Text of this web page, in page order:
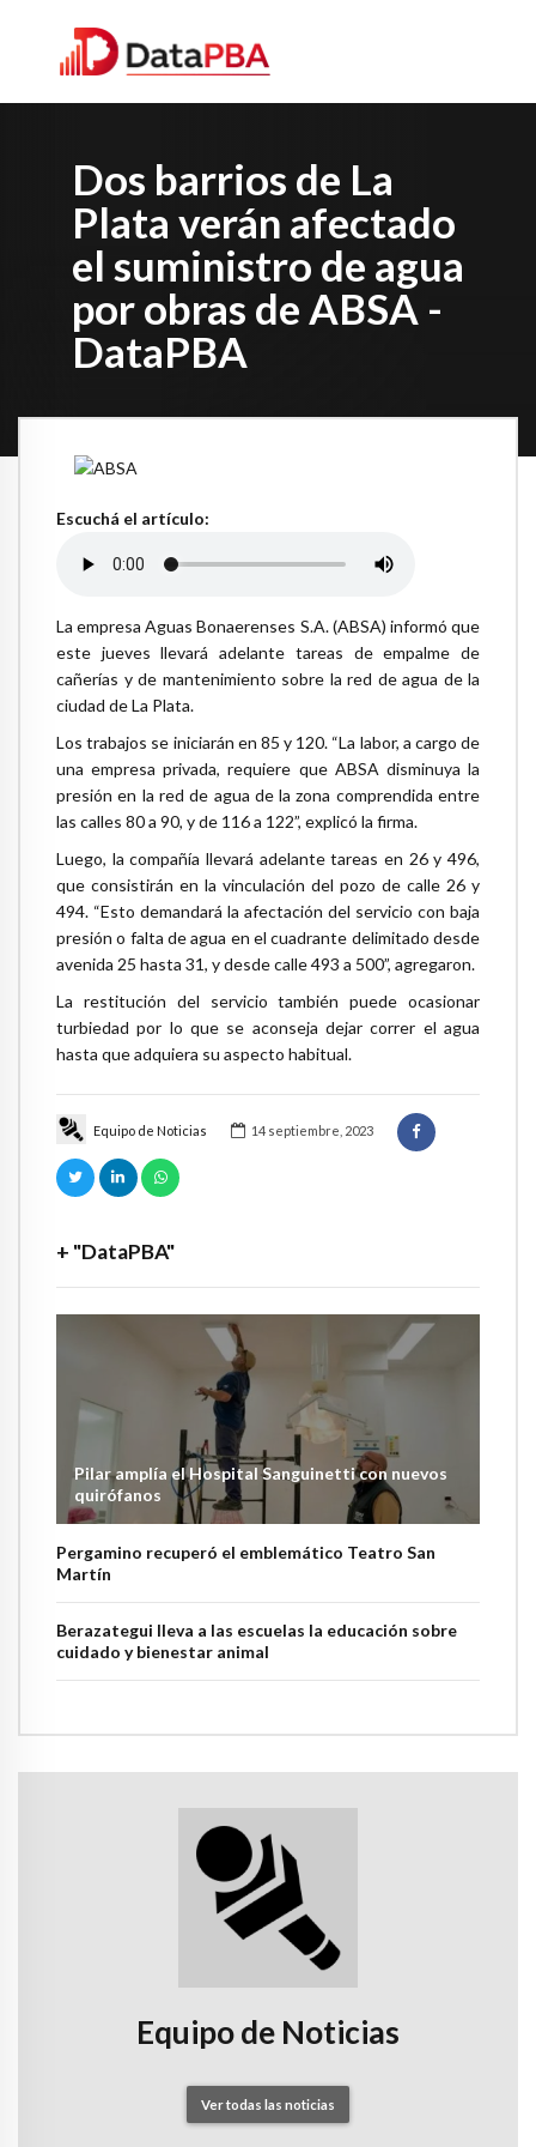
Dos barrios de La
Plata verán afectado
el suministro de agua
por obras de ABSA -
DataPBA
Equipo de Noticias 14 septiembre, 2023
+ "DataPBA"
Pilar amplía el Hospital Sanguinetti con nuevos
quirófanos
Pergamino recuperó el emblemático Teatro San
Martín
Berazategui lleva a las escuelas la educación sobre
cuidado y bienestar animal
Escuchá el artículo:
La empresa Aguas Bonaerenses S.A. (ABSA) informó que
este jueves llevará adelante tareas de empalme de
cañerías y de mantenimiento sobre la red de agua de la
ciudad de La Plata.
Los trabajos se iniciarán en 85 y 120. “La labor, a cargo de
una empresa privada, requiere que ABSA disminuya la
presión en la red de agua de la zona comprendida entre
las calles 80 a 90, y de 116 a 122”, explicó la firma.
Luego, la compañía llevará adelante tareas en 26 y 496,
que consistirán en la vinculación del pozo de calle 26 y
494. “Esto demandará la afectación del servicio con baja
presión o falta de agua en el cuadrante delimitado desde
avenida 25 hasta 31, y desde calle 493 a 500”, agregaron.
La restitución del servicio también puede ocasionar
turbiedad por lo que se aconseja dejar correr el agua
hasta que adquiera su aspecto habitual.
Equipo de Noticias
Ver todas las noticias